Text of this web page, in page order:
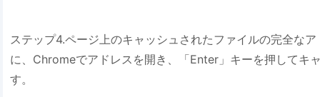
ステップ4.ページ上のキャッシュされたファイルの完全な
に、Chromeでアドレスを開き、「Enter」キーを押してキ
す。